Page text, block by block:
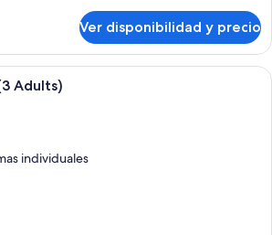
Ver disponibilidad y precio
Una habitación de hotel moderna
Adults)
individuales